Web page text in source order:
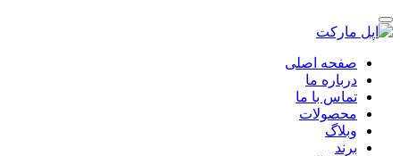
صفحه اصلی
درباره ما
تماس با ما
محصولات
وبلاگ
برند